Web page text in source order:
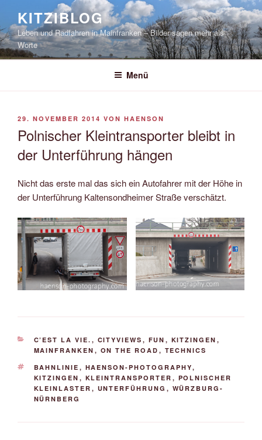
springen
KITZIBLOG
Leben und Radfahren in Mainfranken – Bilder sagen mehr als
Worte
Menü
VERÖFFENTLICHT
29. NOVEMBER 2014 VON HAENSON
Polnischer Kleintransporter bleibt in
der Unterführung hängen
Nicht das erste mal das sich ein Autofahrer mit der Höhe in
der Unterführung Kaltensondheimer Straße verschätzt.
KATEGORIEN
C’EST LA VIE. , CITYVIEWS , FUN , KITZINGEN ,
MAINFRANKEN , ON THE ROAD , TECHNICS
SCHLAGWÖRTER
BAHNLINIE , HAENSON-PHOTOGRAPHY,
KITZINGEN , KLEINTRANSPORTER , POLNISCHER
KLEINLASTER , UNTERFÜHRUNG , WÜRZBURG-
NÜRNBERG